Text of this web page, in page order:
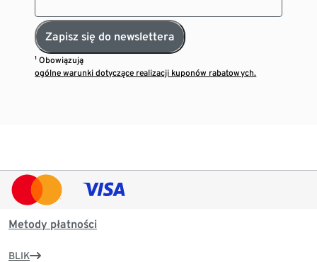
Zapisz się do newslettera
¹ Obowiązują
ogólne warunki dotyczące realizacji kuponów rabatowych.
Metody płatności
BLIK